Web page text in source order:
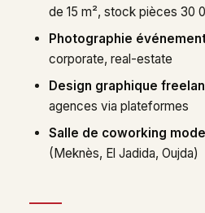
de 15 m², stock pièces 30
Photographie
corporate, real-estate
Design graphique
agences via plateformes
Salle de coworking
(Meknès, El Jadida, Oujda)